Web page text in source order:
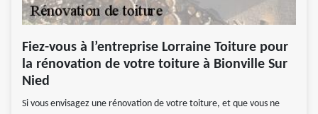
Fiez-vous à l’entreprise Lorraine Toiture pour
la rénovation de votre toiture à Bionville Sur
Nied
Si vous envisagez une rénovation de votre toiture, et que vous ne